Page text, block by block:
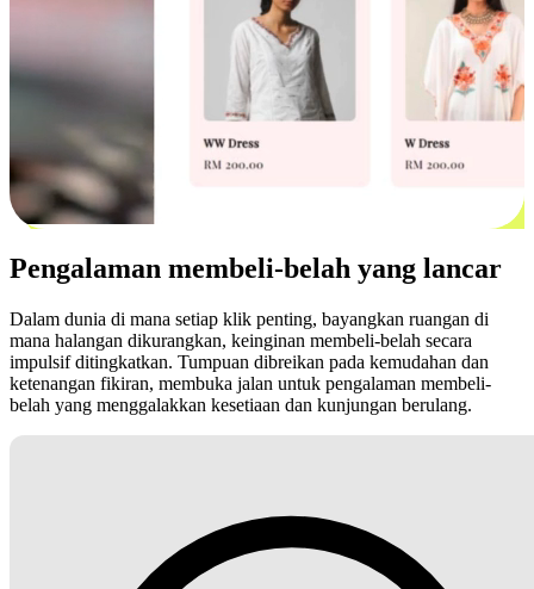
Pengalaman membeli-belah yang lancar
Dalam dunia di mana setiap klik penting, bayangkan ruangan di
mana halangan dikurangkan, keinginan membeli-belah secara
impulsif ditingkatkan. Tumpuan dibreikan pada kemudahan dan
ketenangan fikiran, membuka jalan untuk pengalaman membeli-
belah yang menggalakkan kesetiaan dan kunjungan berulang.